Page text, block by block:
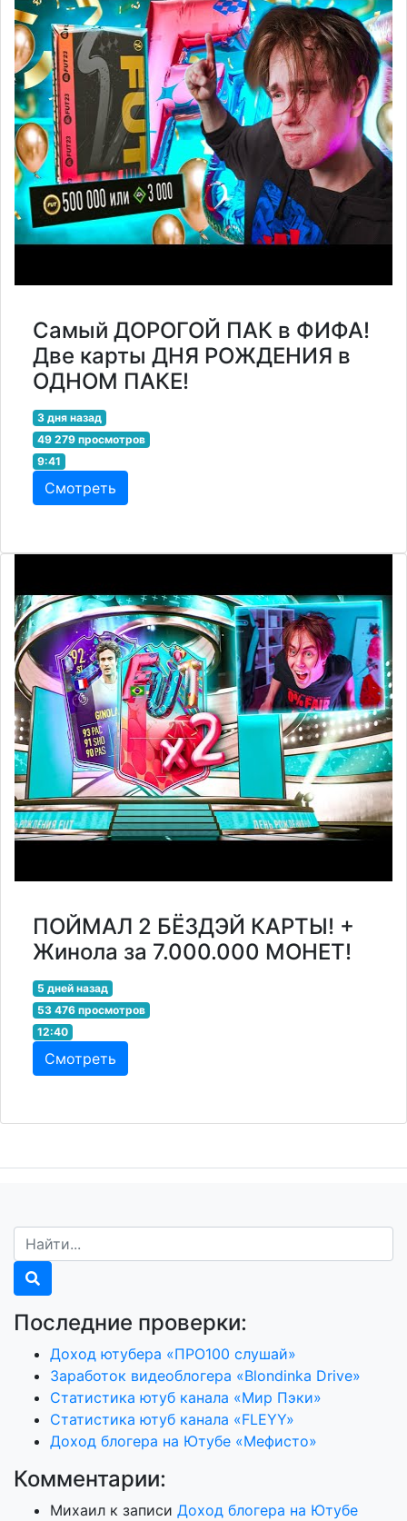
Самый ДОРОГОЙ ПАК в ФИФА!
Две карты ДНЯ РОЖДЕНИЯ в
ОДНОМ ПАКЕ!
3 дня назад
49 279 просмотров
9:41
Смотреть
ПОЙМАЛ 2 БЁЗДЭЙ КАРТЫ! +
Жинола за 7.000.000 МОНЕТ!
5 дней назад
53 476 просмотров
12:40
Смотреть
Последние проверки:
Доход ютубера «ПРО100 слушай»
Заработок видеоблогера «Blondinka Drive»
Статистика ютуб канала «Мир Пэки»
Статистика ютуб канала «FLEYY»
Доход блогера на Ютубе «Мефисто»
Комментарии:
Михаил к записи Доход блогера на Ютубе